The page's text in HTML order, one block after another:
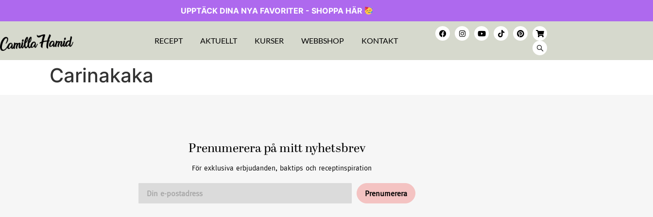
UPPTÄCK DINA NYA FAVORITER - SHOPPA HÄR
RECEPT AKTUELLT KURSER WEBBSHOP KONTAKT
Carinakaka
Prenumerera på mitt nyhetsbrev
För exklusiva erbjudanden, baktips och receptinspiration